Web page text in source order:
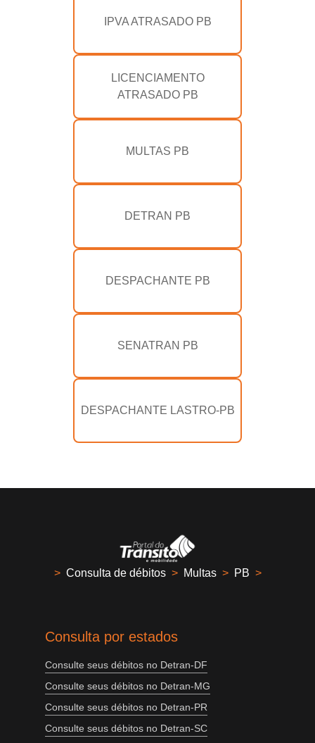
IPVA ATRASADO PB
LICENCIAMENTO
ATRASADO PB
MULTAS PB
DETRAN PB
DESPACHANTE PB
SENATRAN PB
DESPACHANTE LASTRO-PB
> Consulta de débitos > Multas > PB >
Consulta por estados
Consulte seus débitos no Detran-DF
Consulte seus débitos no Detran-MG
Consulte seus débitos no Detran-PR
Consulte seus débitos no Detran-SC